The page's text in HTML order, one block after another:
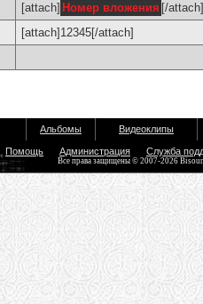
[attach] Номер вложения [/attach]
[attach]12345[/attach]
Альбомы Видеоклипы
Помощь Администрация Служба
Все права защищены © 2007-2026